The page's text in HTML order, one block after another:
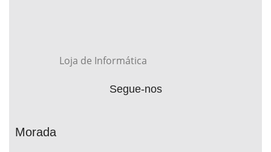
Loja de Informática
Segue-nos
Morada